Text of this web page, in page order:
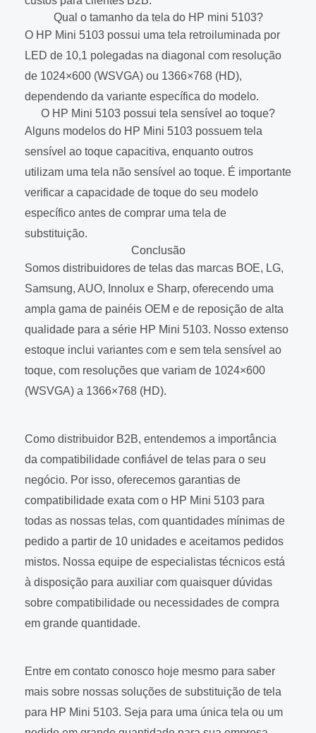
Qual o tamanho da tela do HP mini 5103?
O HP Mini 5103 possui uma tela retroiluminada por
LED de 10,1 polegadas na diagonal com resolução
de 1024×600 (WSVGA) ou 1366×768 (HD),
dependendo da variante específica do modelo.
O HP Mini 5103 possui tela sensível ao toque?
Alguns modelos do HP Mini 5103 possuem tela
sensível ao toque capacitiva, enquanto outros
utilizam uma tela não sensível ao toque. É importante
verificar a capacidade de toque do seu modelo
específico antes de comprar uma tela de
substituição.
Conclusão
Somos distribuidores de telas das marcas BOE, LG,
Samsung, AUO, Innolux e Sharp, oferecendo uma
ampla gama de painéis OEM e de reposição de alta
qualidade para a série HP Mini 5103. Nosso extenso
estoque inclui variantes com e sem tela sensível ao
toque, com resoluções que variam de 1024×600
(WSVGA) a 1366×768 (HD).
Como distribuidor B2B, entendemos a importância
da compatibilidade confiável de telas para o seu
negócio. Por isso, oferecemos garantias de
compatibilidade exata com o HP Mini 5103 para
todas as nossas telas, com quantidades mínimas de
pedido a partir de 10 unidades e aceitamos pedidos
mistos. Nossa equipe de especialistas técnicos está
à disposição para auxiliar com quaisquer dúvidas
sobre compatibilidade ou necessidades de compra
em grande quantidade.
Entre em contato conosco hoje mesmo para saber
mais sobre nossas soluções de substituição de tela
para HP Mini 5103. Seja para uma única tela ou um